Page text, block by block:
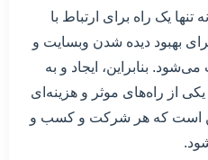
تنها یک راه برای ارتباط با
بهبود دیده شدن وبسایت و
بنابراین، ایجاد و به
از راه‌های موثر و هزینه‌ای
است که هر شرکت و کسب و